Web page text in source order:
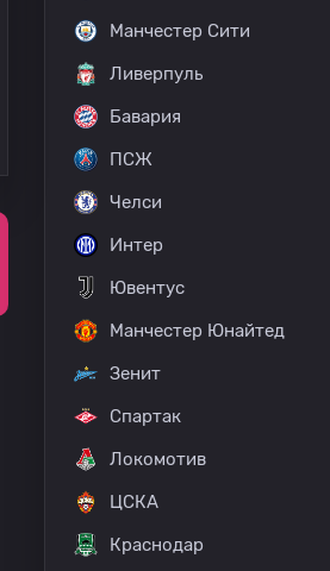
Манчестер Сити
Ливерпуль
Бавария
ПСЖ
Челси
Интер
Ювентус
Манчестер Юнайтед
Зенит
Спартак
Локомотив
ЦСКА
Краснодар